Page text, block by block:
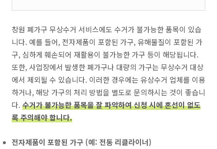
창원 폐가구 무상수거 서비스에도 수거가 불가능한 품목이 있습
니다. 예를 들어, 전자제품이 포함된 가구, 유해물질이 포함된 가
구, 심하게 훼손되어 재활용이 불가능한 가구 등이 해당됩니다.
또한, 사업장에서 발생한 폐가구나 대량의 가구는 무상수거 대상
에서 제외될 수 있습니다. 이러한 경우에는 유상수거 업체를 이용
하거나, 해당 가구의 처리 방법을 별도로 문의하시는 것이 좋습니
다. 수거가 불가능한 품목을 잘 파악하여 신청 시에 혼선이 없도
록 주의해야 합니다.
전자제품이 포함된 가구 (예: 전동 리클라이너)